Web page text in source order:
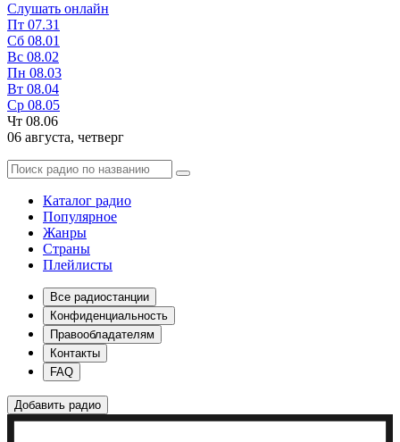
Слушать онлайн
Пт 07.31
Сб 08.01
Вс 08.02
Пн 08.03
Вт 08.04
Ср 08.05
Чт 08.06
06 августа, четверг
Каталог радио
Популярное
Жанры
Страны
Плейлисты
Все радиостанции
Конфиденциальность
Правообладателям
Контакты
FAQ
Добавить радио